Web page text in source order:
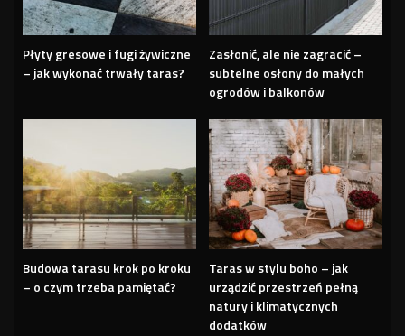
Płyty gresowe i fugi żywiczne
– jak wykonać trwały taras?
Zasłonić, ale nie zagracić –
subtelne osłony do małych
ogrodów i balkonów
Budowa tarasu krok po kroku
– o czym trzeba pamiętać?
Taras w stylu boho – jak
urządzić przestrzeń pełną
natury i klimatycznych
dodatków